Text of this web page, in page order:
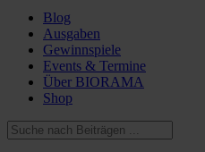
Blog
Ausgaben
Gewinnspiele
Events & Termine
Über BIORAMA
Shop